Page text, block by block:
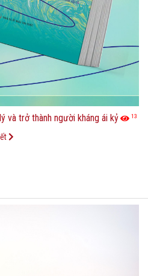
và trở thành người kháng ái kỷ 13